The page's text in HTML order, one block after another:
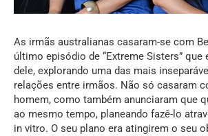
As irmãs australianas casaram-se com
último episódio de “Extreme Sisters” que
dele, explorando uma das mais
relações entre irmãos. Não só casaram
homem, como também anunciaram que
ao mesmo tempo, planeando fazê-lo
in vitro. O seu plano era atingirem o seu